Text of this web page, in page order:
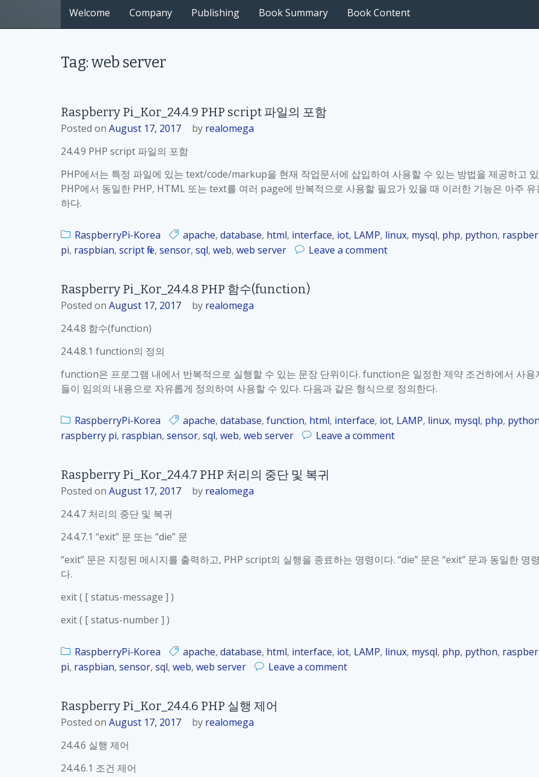
Welcome Company Publishing Book Summary Book Content
Tag: web server
Raspberry Pi_Kor_24.4.9 PHP script 파일의 포함
Posted on August 17, 2017 by realomega
24.4.9 PHP script 파일의 포함
PHP에서는 특정 파일에 있는 text/code/markup을 현재 작업문서에 삽입하여 사용할 수 있는 방법을 제공하고
PHP에서 동일한 PHP, HTML 또는 text를 여러 page에 반복적으로 사용할 필요가 있을 때 이러한 기능은 아주 유
하다.
RaspberryPi-Korea apache, database, html, interface, iot, LAMP, linux, mysql, php, python,
pi, raspbian, script file, sensor, sql, web, web server Leave a comment
r
y
i
_
4
c
Raspberry Pi_Kor_24.4.8 PHP 함수(function)
Posted on August 17, 2017 by realomega
24.4.8 함수(function)
24.4.8.1 function의 정의
function은 프로그램 내에서 반복적으로 실행할 수 있는 문장 단위이다. function은 일정한 제약 조건하에서 사용
들이 임의의 내용으로 자유롭게 정의하여 사용할 수 있다. 다음과 같은 형식으로 정의한다.
RaspberryPi-Korea apache, database, function, html, interface, iot, LAMP, linux, mysql, php, python
raspberry pi, raspbian, sensor, sql, web, web server Leave a comment
o
Raspberry Pi_Kor_24.4.7 PHP 처리의 중단 및 복귀
Posted on August 17, 2017 by realomega
24.4.7 처리의 중단 및 복귀
24.4.7.1 “exit” 문 또는 “die” 문
“exit” 문은 지정된 메시지를 출력하고, PHP script의 실행을 종료하는 명령이다. “die” 문은 “exit” 문과 동일한 명
다.
exit ( [ status-message ] )
exit ( [ status-number ] )
RaspberryPi-Korea apache, database, html, interface, iot, LAMP, linux, mysql, php, python,
pi, raspbian, sensor, sql, web, web server Leave a comment
Raspberry Pi_Kor_24.4.6 PHP 실행 제어
Posted on August 17, 2017 by realomega
24.4.6 실행 제어
24.4.6.1 조건 제어